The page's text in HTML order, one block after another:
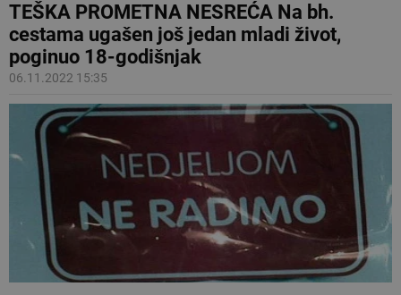
TEŠKA PROMETNA NESREĆA Na bh.
cestama ugašen još jedan mladi život,
poginuo 18-godišnjak
06.11.2022 15:35